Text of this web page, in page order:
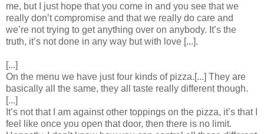
me, but I just hope that you come in and you see that we
really don’t compromise and that we really do care and
we’re not trying to get anything over on anybody. It’s the
truth, it’s not done in any way but with love [...].
[...]
On the menu we have just four kinds of pizza.[...] They are
basically all the same, they all taste really different though.
[...]
It’s not that I am against other toppings on the pizza, it’s that I
feel like once you open that door, then there is no limit.